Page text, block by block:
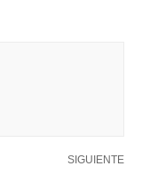
SIGUIENTE